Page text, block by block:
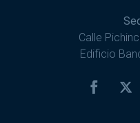
Calle
Edificio